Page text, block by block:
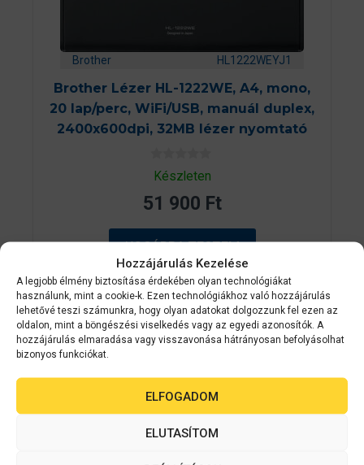
Hozzájárulás Kezelése
A legjobb élmény biztosítása érdekében olyan technológiákat
használunk, mint a cookie-k. Ezen technológiákhoz való hozzájárulás
lehetővé teszi számunkra, hogy olyan adatokat dolgozzunk fel ezen az
oldalon, mint a böngészési viselkedés vagy az egyedi azonosítók. A
hozzájárulás elmaradása vagy visszavonása hátrányosan befolyásolhat
bizonyos funkciókat.
ELFOGADOM
ELUTASÍTOM
Brother HL1222WEYJ1
Brother Lézer HL-1222WE, A4, mono,
20 lap/perc, WiFi/USB, manuál duplex,
2400x600dpi, 32MB lézer nyomtató
0
a
5
b
ő
Készleten
51 900 Ft
KOSÁRBA TESZEM
Kapcsolódó
termékek